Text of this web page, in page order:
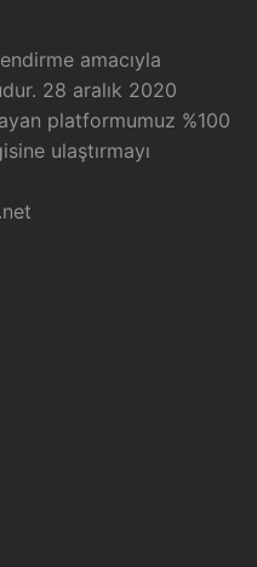
amacıyla
28 aralık 2020
platformumuz %100
ulaştırmayı